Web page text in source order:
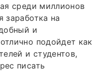
среди миллионов
заработка на
и
подойдет как
и студентов,
писать